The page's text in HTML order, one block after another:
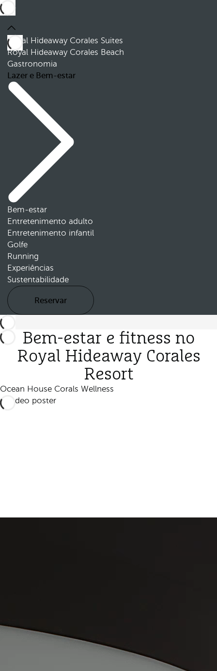
Royal Hideaway Corales Suites
Royal Hideaway Corales Beach
Gastronomia
Lazer e Bem-estar
Bem-estar
Entretenimento adulto
Entretenimento infantil
Golfe
Running
Experiências
Sustentabilidade
Reservar
Bem-estar e fitness no
Royal Hideaway Corales
Resort
Ocean House Corals Wellness